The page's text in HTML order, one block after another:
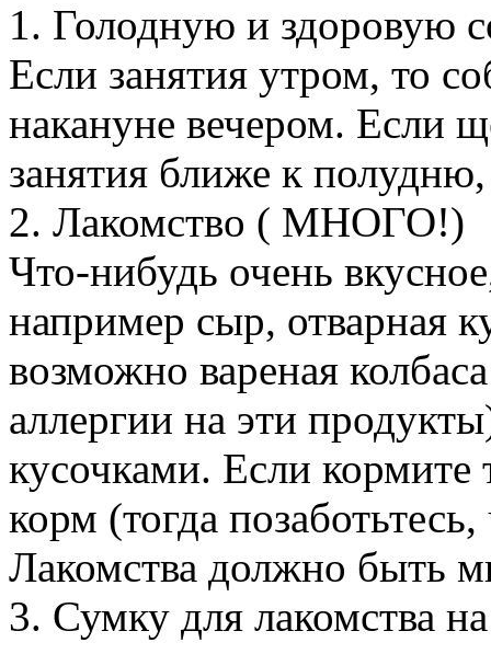
1. Голодную и здоровую
Если занятия утром, то
накануне вечером. Если
занятия ближе к
2. Лакомство ( МНОГО!)
Что-нибудь очень
например сыр, отварная
возможно вареная
аллергии на эти
кусочками. Если кормите
корм (тогда
Лакомства должно быть
3. Сумку для лакомства